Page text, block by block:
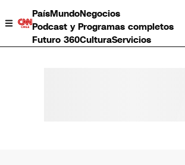
PaísMundoNegocios
Podcast y Programas completos
Futuro 360CulturaServicios